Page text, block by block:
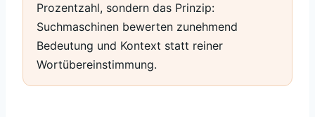
Prozentzahl, sondern das Prinzip:
Suchmaschinen bewerten zunehmend
Bedeutung und Kontext statt reiner
Wortübereinstimmung.